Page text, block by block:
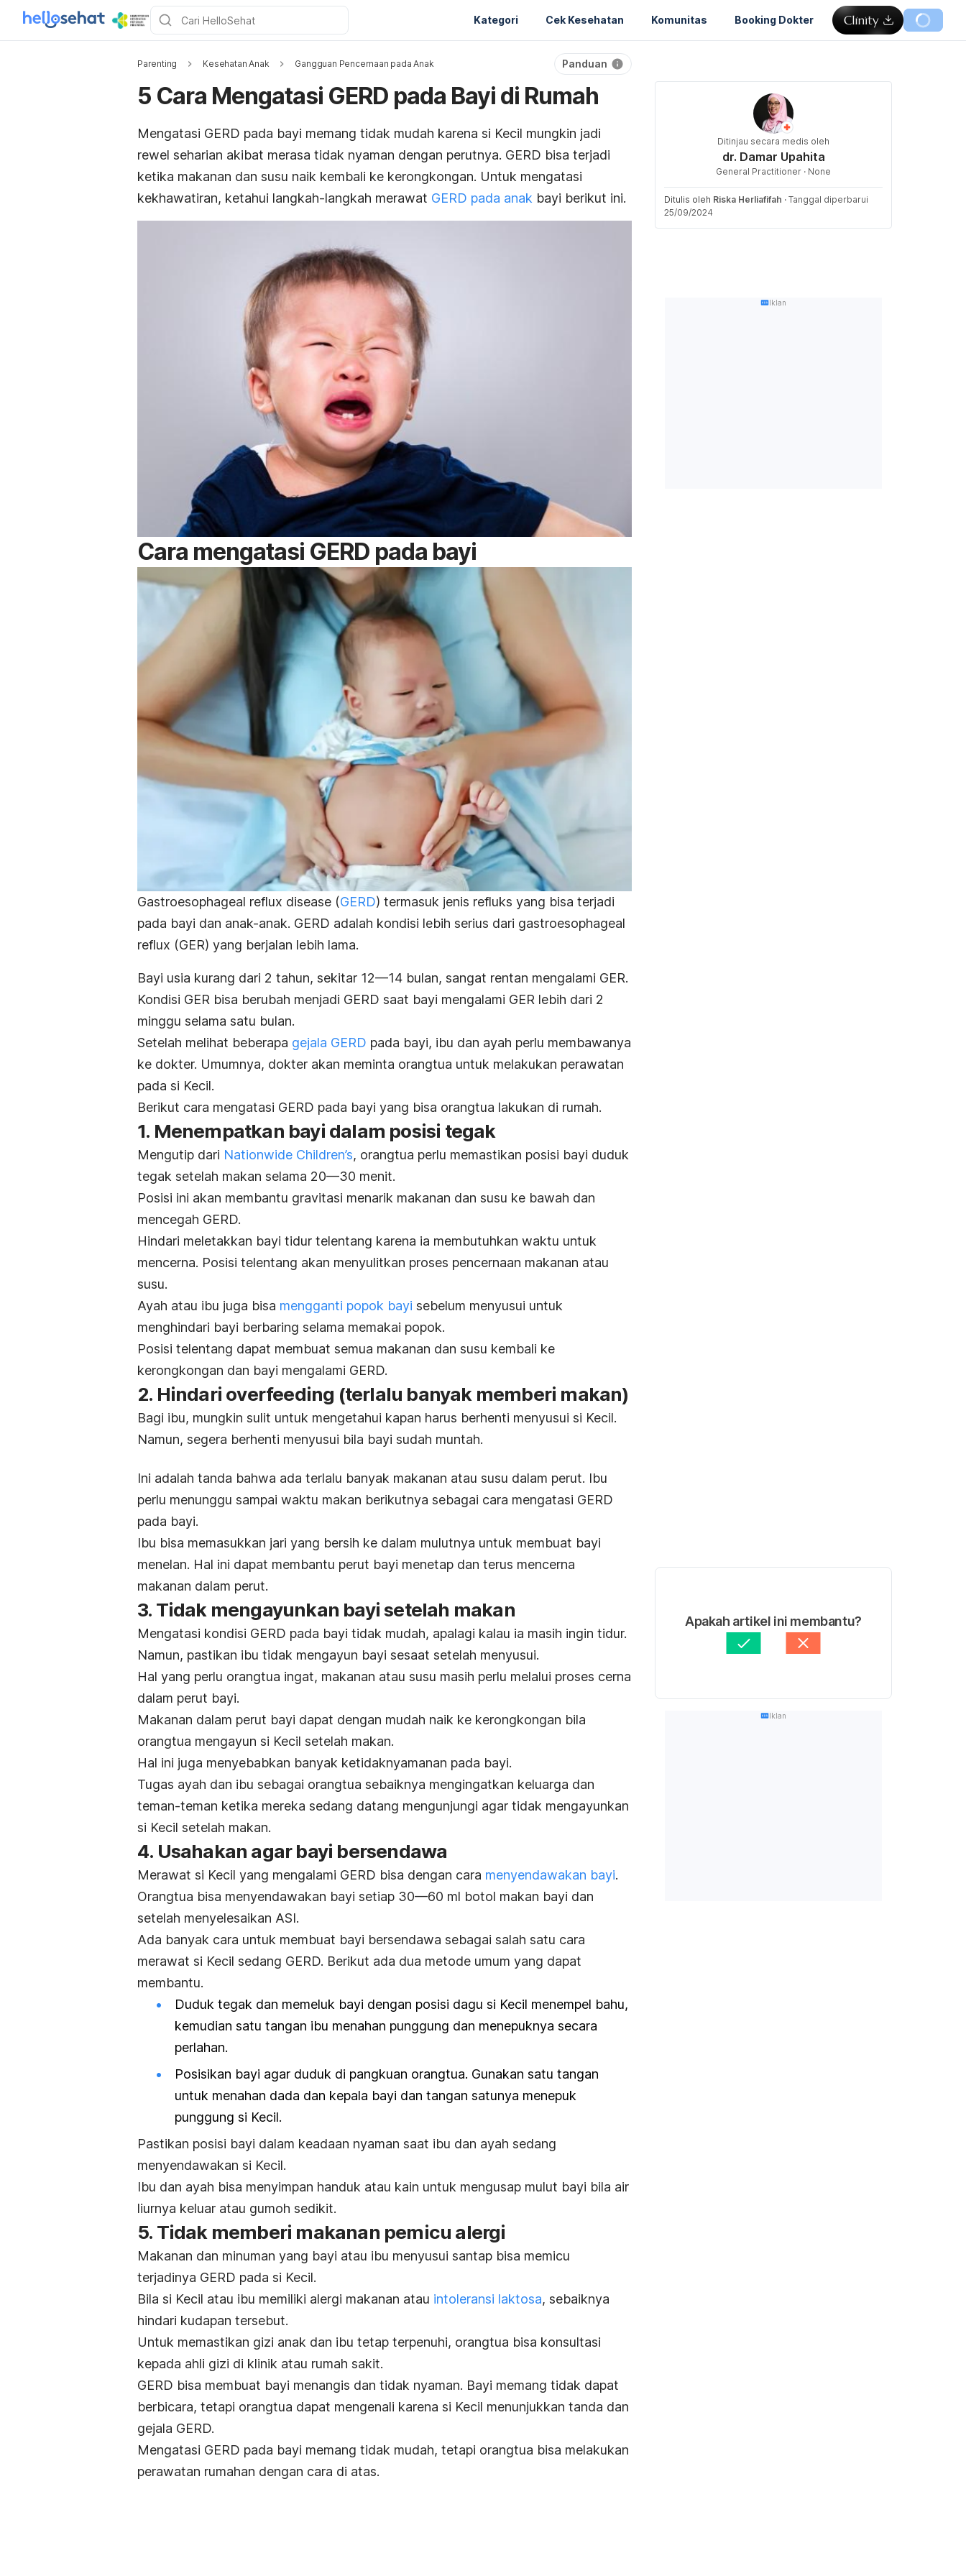
Kategori Cek Kesehatan Komunitas Booking Dokter
Parenting Kesehatan Anak Gangguan Pencernaan pada Anak Panduan
5 Cara Mengatasi GERD pada Bayi di Rumah
Mengatasi GERD pada bayi memang tidak mudah karena si Kecil mungkin jadi
rewel seharian akibat merasa tidak nyaman dengan perutnya. GERD bisa terjadi
ketika makanan dan susu naik kembali ke kerongkongan. Untuk mengatasi
kekhawatiran, ketahui langkah-langkah merawat GERD pada anak bayi berikut ini.
Cara mengatasi GERD pada bayi
Gastroesophageal reflux disease (GERD) termasuk jenis refluks yang bisa terjadi
pada bayi dan anak-anak. GERD adalah kondisi lebih serius dari gastroesophageal
reflux (GER) yang berjalan lebih lama.
Bayi usia kurang dari 2 tahun, sekitar 12—14 bulan, sangat rentan mengalami GER.
Kondisi GER bisa berubah menjadi GERD saat bayi mengalami GER lebih dari 2
minggu selama satu bulan.
Setelah melihat beberapa gejala GERD pada bayi, ibu dan ayah perlu membawanya
ke dokter. Umumnya, dokter akan meminta orangtua untuk melakukan perawatan
pada si Kecil.
Berikut cara mengatasi GERD pada bayi yang bisa orangtua lakukan di rumah.
1. Menempatkan bayi dalam posisi tegak
Mengutip dari Nationwide Children’s, orangtua perlu memastikan posisi bayi duduk
tegak setelah makan selama 20—30 menit.
Posisi ini akan membantu gravitasi menarik makanan dan susu ke bawah dan
mencegah GERD.
Hindari meletakkan bayi tidur telentang karena ia membutuhkan waktu untuk
mencerna. Posisi telentang akan menyulitkan proses pencernaan makanan atau
susu.
Ayah atau ibu juga bisa mengganti popok bayi sebelum menyusui untuk
menghindari bayi berbaring selama memakai popok.
Posisi telentang dapat membuat semua makanan dan susu kembali ke
kerongkongan dan bayi mengalami GERD.
2. Hindari overfeeding (terlalu banyak memberi makan)
Bagi ibu, mungkin sulit untuk mengetahui kapan harus berhenti menyusui si Kecil.
Namun, segera berhenti menyusui bila bayi sudah muntah.
Ini adalah tanda bahwa ada terlalu banyak makanan atau susu dalam perut. Ibu
perlu menunggu sampai waktu makan berikutnya sebagai cara mengatasi GERD
pada bayi.
Ibu bisa memasukkan jari yang bersih ke dalam mulutnya untuk membuat bayi
menelan. Hal ini dapat membantu perut bayi menetap dan terus mencerna
makanan dalam perut.
3. Tidak mengayunkan bayi setelah makan
Mengatasi kondisi GERD pada bayi tidak mudah, apalagi kalau ia masih ingin tidur.
Namun, pastikan ibu tidak mengayun bayi sesaat setelah menyusui.
Hal yang perlu orangtua ingat, makanan atau susu masih perlu melalui proses cerna
dalam perut bayi.
Makanan dalam perut bayi dapat dengan mudah naik ke kerongkongan bila
orangtua mengayun si Kecil setelah makan.
Hal ini juga menyebabkan banyak ketidaknyamanan pada bayi.
Tugas ayah dan ibu sebagai orangtua sebaiknya mengingatkan keluarga dan
teman-teman ketika mereka sedang datang mengunjungi agar tidak mengayunkan
si Kecil setelah makan.
4. Usahakan agar bayi bersendawa
Merawat si Kecil yang mengalami GERD bisa dengan cara menyendawakan bayi.
Orangtua bisa menyendawakan bayi setiap 30—60 ml botol makan bayi dan
setelah menyelesaikan ASI.
Ada banyak cara untuk membuat bayi bersendawa sebagai salah satu cara
merawat si Kecil sedang GERD. Berikut ada dua metode umum yang dapat
membantu.
Duduk tegak dan memeluk bayi dengan posisi dagu si Kecil menempel bahu,
kemudian satu tangan ibu menahan punggung dan menepuknya secara
perlahan.
Posisikan bayi agar duduk di pangkuan orangtua. Gunakan satu tangan
untuk menahan dada dan kepala bayi dan tangan satunya menepuk
punggung si Kecil.
Pastikan posisi bayi dalam keadaan nyaman saat ibu dan ayah sedang
menyendawakan si Kecil.
Ibu dan ayah bisa menyimpan handuk atau kain untuk mengusap mulut bayi bila air
liurnya keluar atau gumoh sedikit.
5. Tidak memberi makanan pemicu alergi
Makanan dan minuman yang bayi atau ibu menyusui santap bisa memicu
terjadinya GERD pada si Kecil.
Bila si Kecil atau ibu memiliki alergi makanan atau intoleransi laktosa, sebaiknya
hindari kudapan tersebut.
Untuk memastikan gizi anak dan ibu tetap terpenuhi, orangtua bisa konsultasi
kepada ahli gizi di klinik atau rumah sakit.
GERD bisa membuat bayi menangis dan tidak nyaman. Bayi memang tidak dapat
berbicara, tetapi orangtua dapat mengenali karena si Kecil menunjukkan tanda dan
gejala GERD.
Mengatasi GERD pada bayi memang tidak mudah, tetapi orangtua bisa melakukan
perawatan rumahan dengan cara di atas.
Ditinjau secara medis oleh
dr. Damar Upahita
General Practitioner · None
Ditulis oleh Riska Herliafifah · Tanggal diperbarui
25/09/2024
Iklan
Apakah artikel ini membantu?
Iklan